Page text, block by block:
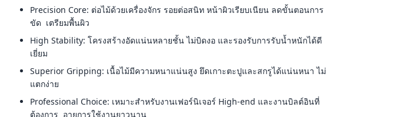
Precision Core: ต่อไม้ด้วยเครื่องจักร รอยต่อสนิท หน้าผิวเรียบเนียน ลดขั้นตอนการ
ขัด เตรียมพื้นผิว
High Stability: โครงสร้างอัดแน่นหลายชั้น ไม่บิดงอ และรองรับการรับน้ำหนักได้ดี
เยี่ยม
Superior Gripping: เนื้อไม้มีความหนาแน่นสูง ยึดเกาะตะปูและสกรูได้แน่นหนา ไม่
แตกง่าย
Professional Choice: เหมาะสำหรับงานเฟอร์นิเจอร์ High-end และงานบิลต์อินที่
ต้องการ อายุการใช้งานยาวนาน